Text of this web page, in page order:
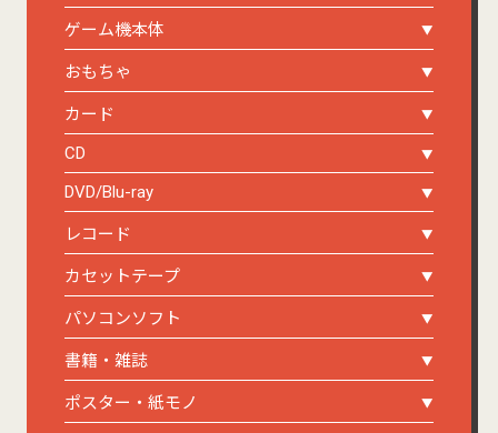
ゲーム機本体
おもちゃ
カード
CD
DVD/Blu-ray
レコード
カセットテープ
パソコンソフト
書籍・雑誌
ポスター・紙モノ